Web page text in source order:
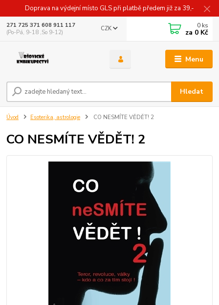
Doprava na výdejní místo GLS při platbě předem již za 39,-
Menu
CZK
Hledat
271 725 371 608 911 117
(Po-Pá, 9-18 ,So 9-12)
0 ks
za 0 Kč
Úvod Esoterika, astrologie CO NESMÍTE VĚDĚT! 2
CO NESMÍTE VĚDĚT! 2